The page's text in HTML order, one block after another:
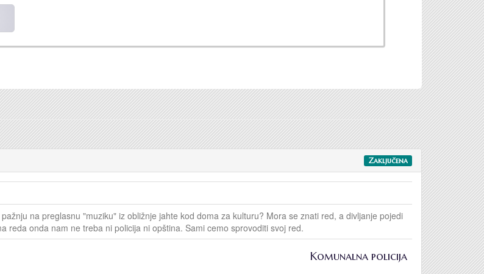
Zaključena
na preglasnu "muziku" iz obližnje jahte kod doma za kulturu? Mora se znati red, a divljanje pojedi
reda onda nam ne treba ni policija ni opština. Sami cemo sprovoditi svoj red.
Komunalna policija